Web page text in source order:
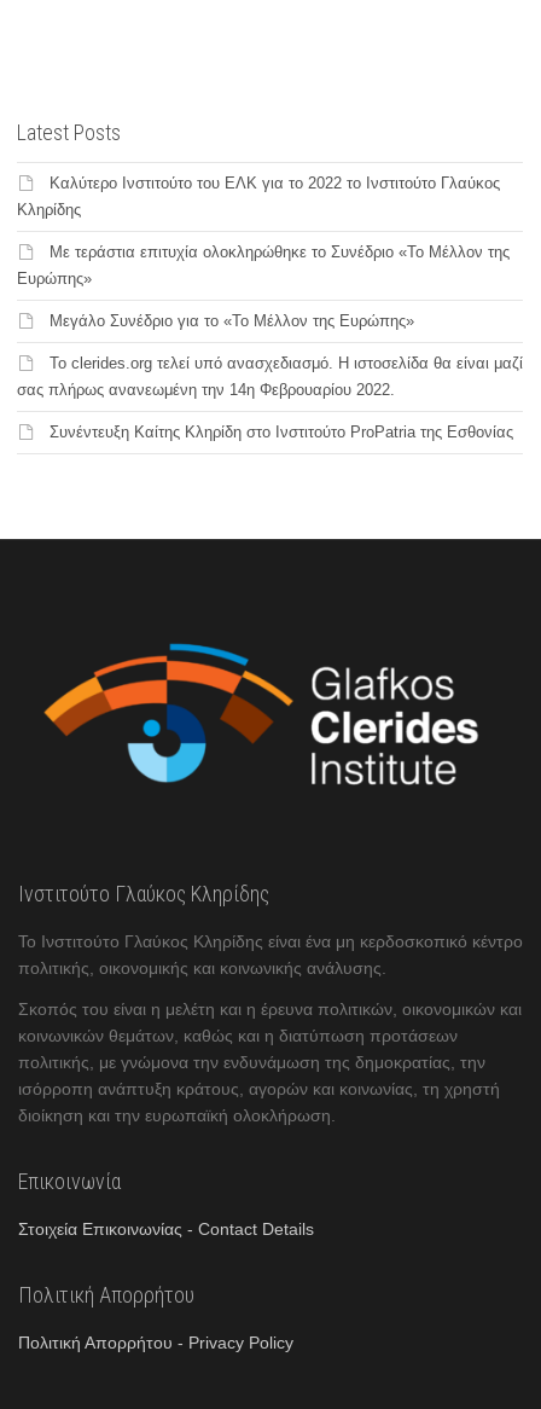
Latest Posts
Καλύτερο Ινστιτούτο του ΕΛΚ για το 2022 το Ινστιτούτο Γλαύκος
Κληρίδης
Με τεράστια επιτυχία ολοκληρώθηκε το Συνέδριο «Το Μέλλον της
Ευρώπης»
Μεγάλο Συνέδριο για το «Το Μέλλον της Ευρώπης»
Το clerides.org τελεί υπό ανασχεδιασμό. Η ιστοσελίδα θα είναι μαζί
σας πλήρως ανανεωμένη την 14η Φεβρουαρίου 2022.
Συνέντευξη Καίτης Κληρίδη στο Ινστιτούτο ProPatria της Εσθονίας
Ινστιτούτο Γλαύκος Κληρίδης
Το Ινστιτούτο Γλαύκος Κληρίδης είναι ένα μη κερδοσκοπικό κέντρο
πολιτικής, οικονομικής και κοινωνικής ανάλυσης.
Σκοπός του είναι η μελέτη και η έρευνα πολιτικών, οικονομικών και
κοινωνικών θεμάτων, καθώς και η διατύπωση προτάσεων
πολιτικής, με γνώμονα την ενδυνάμωση της δημοκρατίας, την
ισόρροπη ανάπτυξη κράτους, αγορών και κοινωνίας, τη χρηστή
διοίκηση και την ευρωπαϊκή ολοκλήρωση.
Επικοινωνία
Στοιχεία Επικοινωνίας - Contact Details
Πολιτική Απορρήτου
Πολιτική Απορρήτου - Privacy Policy